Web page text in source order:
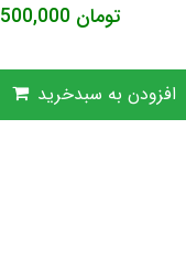
500,000 تومان
افزودن به سبدخرید